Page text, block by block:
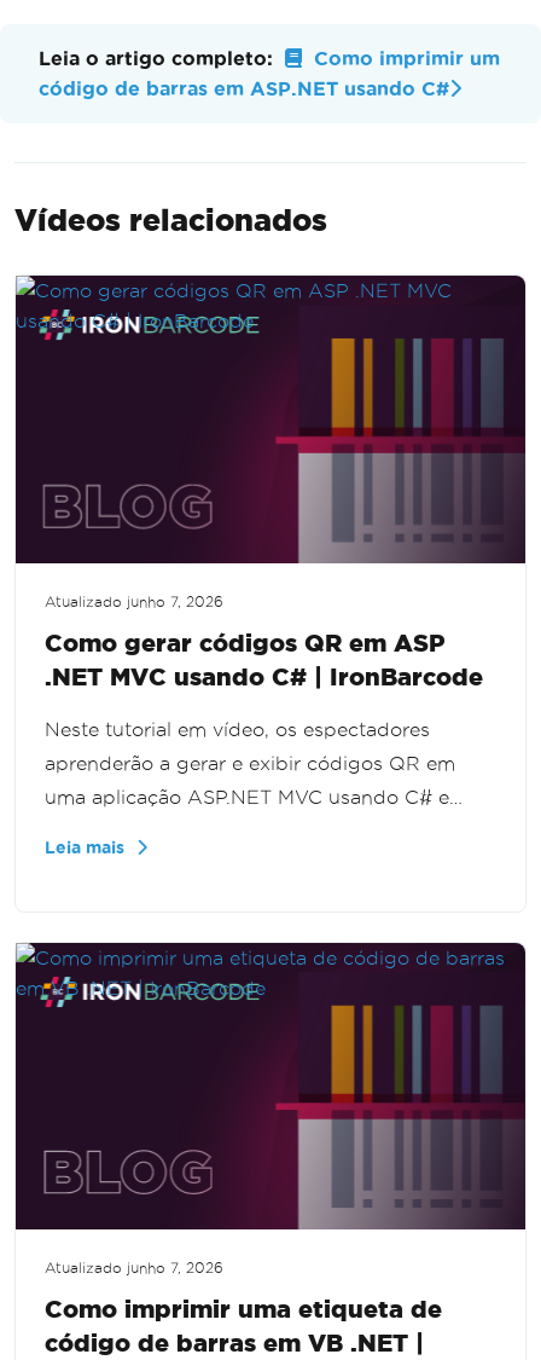
Leia o artigo completo:
Como imprimir um
código de barras em ASP.NET usando C#
Vídeos relacionados
Atualizado junho 7, 2026
Como gerar códigos QR em ASP
.NET MVC usando C# | IronBarcode
Neste tutorial em vídeo, os espectadores
aprenderão a gerar e exibir códigos QR em
uma aplicação ASP.NET MVC usando C# e
Leia mais
Atualizado junho 7, 2026
Como imprimir uma etiqueta de
código de barras em VB .NET |